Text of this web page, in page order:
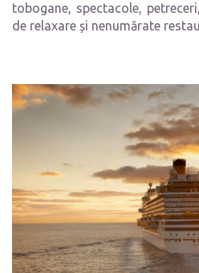
tobogane, spectacole,
de relaxare și nenumărate